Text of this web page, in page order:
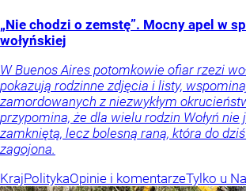
„Nie chodzi o zemstę”. Mocny apel w
wołyńskiej
W Buenos Aires potomkowie ofiar rzezi
pokazują rodzinne zdjęcia i listy,
zamordowanych z niezwykłym
przypomina, że dla wielu rodzin Wołyń nie
zamkniętą, lecz bolesną raną, która do dziś
zagojona.
KrajPolitykaOpinie i komentarzeTylko u